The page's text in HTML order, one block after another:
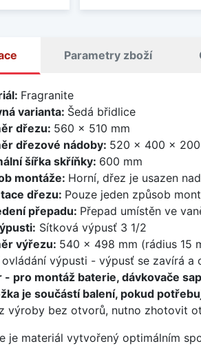
Parametry zboží
Fragranite
varianta: Šedá břidlice
dřezu: 560 x 510 mm
dřezové nádoby: 520 x 400 x 200
šířka skříňky: 600 mm
montáže: Horní, dřez je usazen
dřezu: Pouze jeden způsob
přepadu: Přepad umístěn ve
Sítková výpusť 3 1/2
výřezu: 540 x 498 mm (rádius 15
ovládání výpusti - výpusť se zavírá a
- pro montáž baterie, dávkovače
je součástí balení, pokud
výroby bez otvorů, nutno zhotovit
je materiál vytvořený optimálním